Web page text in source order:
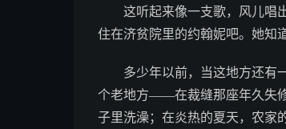
这听起来像一支歌，风儿唱出
住在济贫院里的约翰妮吧。她知
多少年以前，当这地方还有一
个老地方——在裁缝那座年久失
子里洗澡；在炎热的夏天，农家